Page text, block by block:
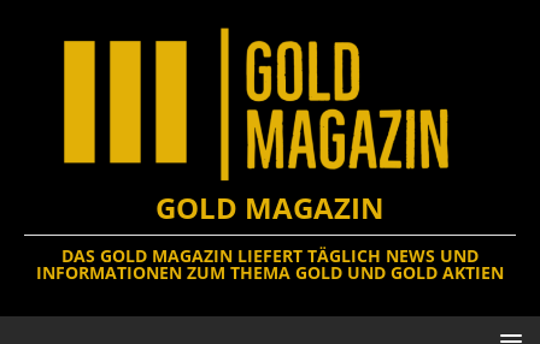
GOLD MAGAZIN
DAS GOLD MAGAZIN LIEFERT TÄGLICH NEWS UND
INFORMATIONEN ZUM THEMA GOLD UND GOLD AKTIEN